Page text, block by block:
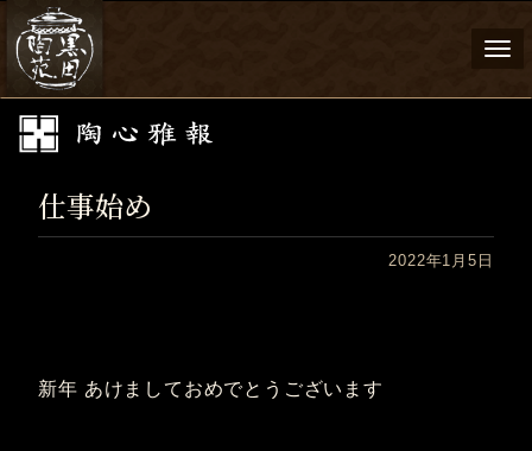
仕事始め
2022年1月5日
新年 あけましておめでとうございます